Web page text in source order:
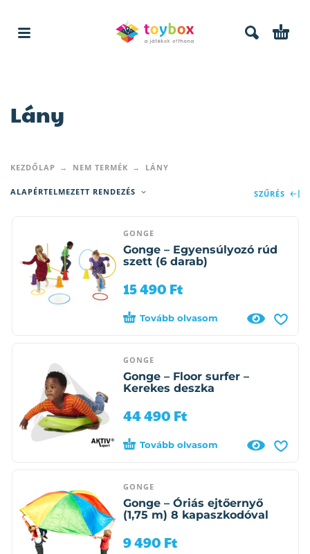
Lány
KEZDŐLAP NEM TERMÉK LÁNY
ALAPÉRTELMEZETT RENDEZÉS SZŰRÉS
GONGE
Gonge – Egyensúlyozó rúd
szett (6 darab)
15 490 Ft
Tovább olvasom
GONGE
Gonge – Floor surfer –
Kerekes deszka
44 490 Ft
Tovább olvasom
GONGE
Gonge – Óriás ejtőernyő
(1,75 m) 8 kapaszkodóval
9 490 Ft